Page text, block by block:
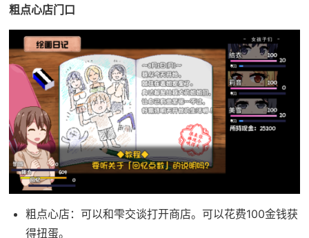
粗点心店门口
粗点心店：可以和雫交谈打开商店。可以花费100金钱获
得扭蛋。